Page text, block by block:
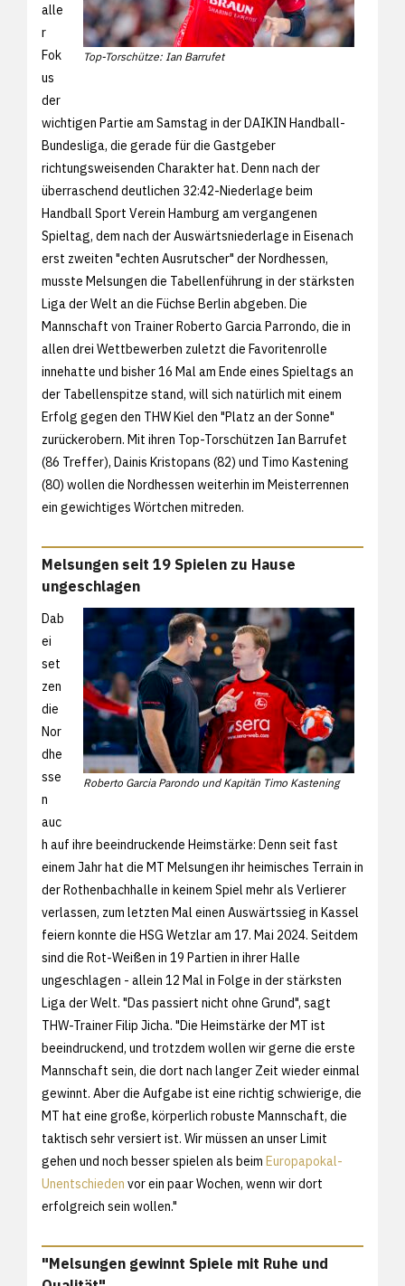
Top-Torschütze: Ian Barrufet
alle
r
Fok
us
der
wichtigen Partie am Samstag in der DAIKIN Handball-
Bundesliga, die gerade für die Gastgeber
richtungsweisenden Charakter hat. Denn nach der
überraschend deutlichen 32:42-Niederlage beim
Handball Sport Verein Hamburg am vergangenen
Spieltag, dem nach der Auswärtsniederlage in Eisenach
erst zweiten "echten Ausrutscher" der Nordhessen,
musste Melsungen die Tabellenführung in der stärksten
Liga der Welt an die Füchse Berlin abgeben. Die
Mannschaft von Trainer Roberto Garcia Parrondo, die in
allen drei Wettbewerben zuletzt die Favoritenrolle
innehatte und bisher 16 Mal am Ende eines Spieltags an
der Tabellenspitze stand, will sich natürlich mit einem
Erfolg gegen den THW Kiel den "Platz an der Sonne"
zurückerobern. Mit ihren Top-Torschützen Ian Barrufet
(86 Treffer), Dainis Kristopans (82) und Timo Kastening
(80) wollen die Nordhessen weiterhin im Meisterrennen
ein gewichtiges Wörtchen mitreden.
Melsungen seit 19 Spielen zu Hause
ungeschlagen
Roberto Garcia Parondo und Kapitän Timo Kastening
Dab
ei
set
zen
die
Nor
dhe
sse
n
auc
h auf ihre beeindruckende Heimstärke: Denn seit fast
einem Jahr hat die MT Melsungen ihr heimisches Terrain in
der Rothenbachhalle in keinem Spiel mehr als Verlierer
verlassen, zum letzten Mal einen Auswärtssieg in Kassel
feiern konnte die HSG Wetzlar am 17. Mai 2024. Seitdem
sind die Rot-Weißen in 19 Partien in ihrer Halle
ungeschlagen - allein 12 Mal in Folge in der stärksten
Liga der Welt. "Das passiert nicht ohne Grund", sagt
THW-Trainer Filip Jicha. "Die Heimstärke der MT ist
beeindruckend, und trotzdem wollen wir gerne die erste
Mannschaft sein, die dort nach langer Zeit wieder einmal
gewinnt. Aber die Aufgabe ist eine richtig schwierige, die
MT hat eine große, körperlich robuste Mannschaft, die
taktisch sehr versiert ist. Wir müssen an unser Limit
gehen und noch besser spielen als beim Europapokal-
Unentschieden vor ein paar Wochen, wenn wir dort
erfolgreich sein wollen."
"Melsungen gewinnt Spiele mit Ruhe und